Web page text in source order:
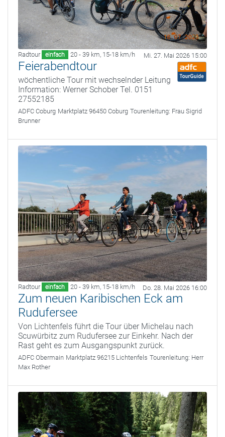
Radtour einfach 20 - 39 km, 15-18 km/h Mi. 27. Mai 2026 15:00
Feierabendtour
wöchentliche Tour mit wechselnder Leitung
Information: Werner Schober Tel. 0151
27552185
ADFC Coburg Marktplatz 96450 Coburg Tourenleitung: Frau Sigrid
Brunner
Radtour einfach 20 - 39 km, 15-18 km/h Do. 28. Mai 2026 16:00
Zum neuen Karibischen Eck am
Rudufersee
Von Lichtenfels führt die Tour über Michelau nach
Scuwürbitz zum Rudufersee zur Einkehr. Nach der
Rast geht es zum Ausgangspunkt zurück.
ADFC Obermain Marktplatz 96215 Lichtenfels Tourenleitung: Herr
Max Rother